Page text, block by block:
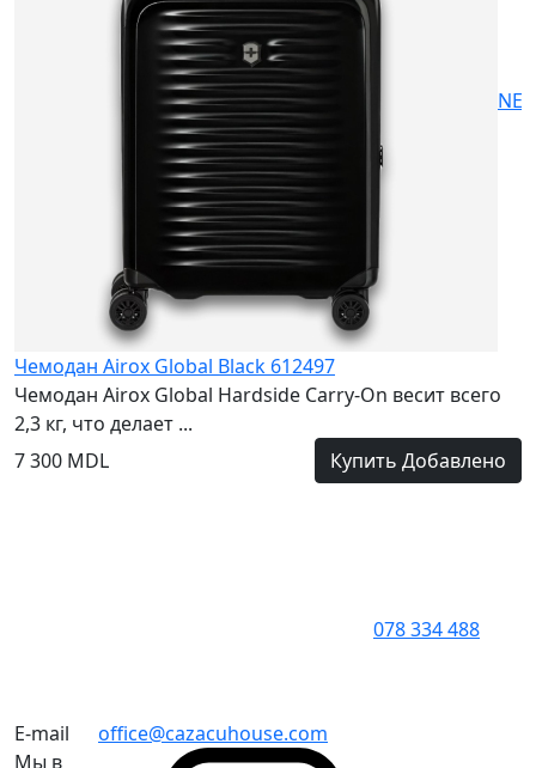
Чемодан Airox Global Black 612497
Чемодан Airox Global Hardside Carry-On весит всего
2,3 кг, что делает ...
7 300 MDL
Купить Добавлено
078 334 488
E-mail
office@cazacuhouse.com
Мы в